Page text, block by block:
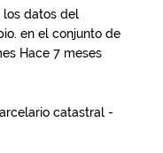
los datos del
en el conjunto de
Hace 7 meses
catastral -